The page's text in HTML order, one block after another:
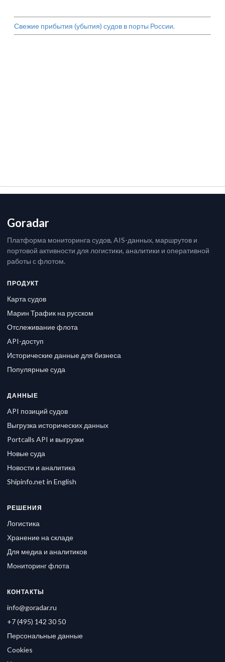
Свежие прибытия (убытия) судов в порты России.
Goradar
Платформа мониторинга судов, AIS-данных, маршрутов и
портовой активности для логистики, аналитики и оперативной
работы с флотом.
ПРОДУКТ
Карта судов
Марин Трафик на русском
Отслеживание флота
API-доступ
Исторические данные для бизнеса
Популярные суда
ДАННЫЕ
API позиций судов
Выгрузка исторических данных
Portcalls API и выгрузки
Новые суда
Новости и аналитика
Shipinfo.net in English
РЕШЕНИЯ
Логистика
Хранение на складе
Для медиа и аналитиков
Мониторинг флота
КОНТАКТЫ
info@goradar.ru
+7 (495) 142 30 50
Персональные данные
Cookies